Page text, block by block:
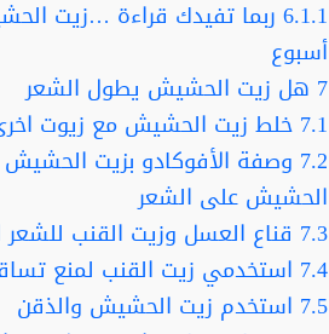
6.1.1
أسبوع
7 هل زيت الحشيش يطول الشعر
7.1 خلط زيت الحشيش مع زيوت
7.2 وصفة الأفوكادو بزيت
الحشيش على الشعر
7.3 قناع العسل وزيت القنب للشعر
7.4 استخدمي زيت القنب لمنع
7.5 استخدم زيت الحشيش والذقن